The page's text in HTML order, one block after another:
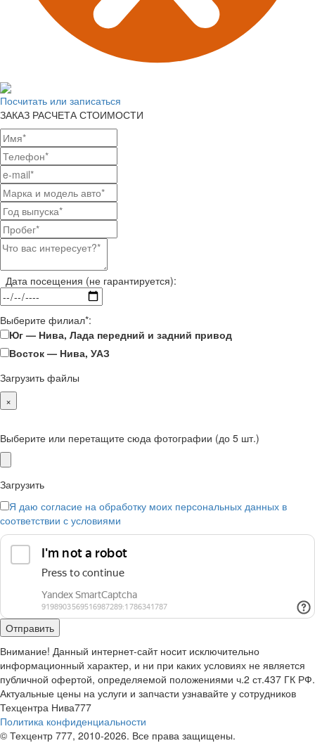
Посчитать или записаться
ЗАКАЗ РАСЧЕТА СТОИМОСТИ
Дата посещения (не гарантируется):
Выберите филиал*:
Юг — Нива, Лада передний и задний привод
Восток — Нива, УАЗ
Загрузить файлы
×
Выберите или перетащите сюда фотографии (до 5 шт.)
Загрузить
Я даю согласие на обработку моих персональных данных в
соответствии с условиями
Внимание! Данный интернет-сайт носит исключительно
информационный характер, и ни при каких условиях не является
публичной офертой, определяемой положениями ч.2 ст.437 ГК РФ.
Актуальные цены на услуги и запчасти узнавайте у сотрудников
Техцентра Нива777
Политика конфиденциальности
© Техцентр 777, 2010-2026. Все права защищены.